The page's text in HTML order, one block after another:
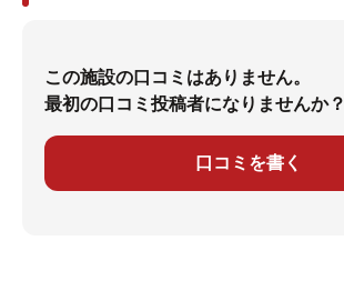
この施設の口コミはありません。
最初の口コミ投稿者になりませんか？
口コミを書く